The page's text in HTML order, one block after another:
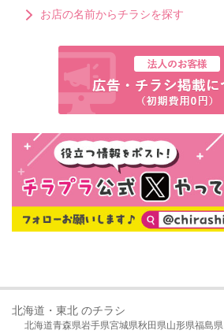
お店の名前からチラシを探す
北海道・東北 のチラシ
北海道青森県岩手県宮城県秋田県山形県福島県